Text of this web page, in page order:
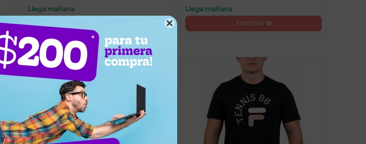

Llega mañana
Llega mañana